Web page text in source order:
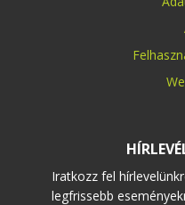
Iratkozz fel
legfrissebb